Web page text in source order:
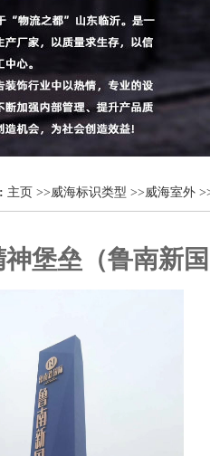
主页 >>威海标识类型 >>威海室外
堡垒（鲁南新国